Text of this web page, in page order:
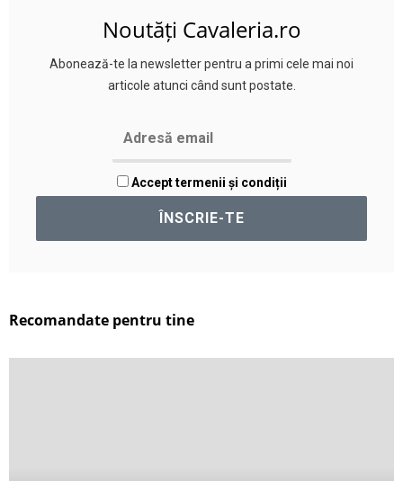
Noutăți Cavaleria.ro
Abonează-te la newsletter pentru a primi cele mai noi
articole atunci când sunt postate.
Accept termenii și condiții
Recomandate pentru tine